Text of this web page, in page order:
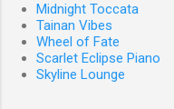
Midnight Toccata
Tainan Vibes
Wheel of Fate
Scarlet Eclipse Piano
Skyline Lounge